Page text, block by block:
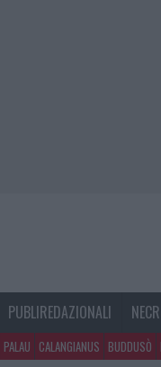
PUBLIREDAZIONALI
PALAU CALANGIANUS BUDDUSÒ